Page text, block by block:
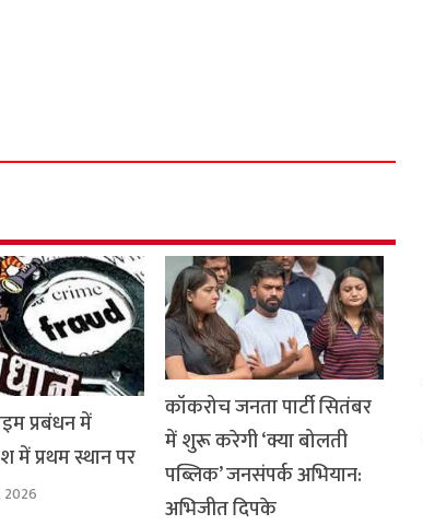
प्रबंधन में
में प्रथम स्थान पर
2026
कॉकरोच जनता पार्टी सितंबर
में शुरू करेगी ‘क्या बोलती
पब्लिक’ जनसंपर्क अभियान:
अभिजीत दिपके